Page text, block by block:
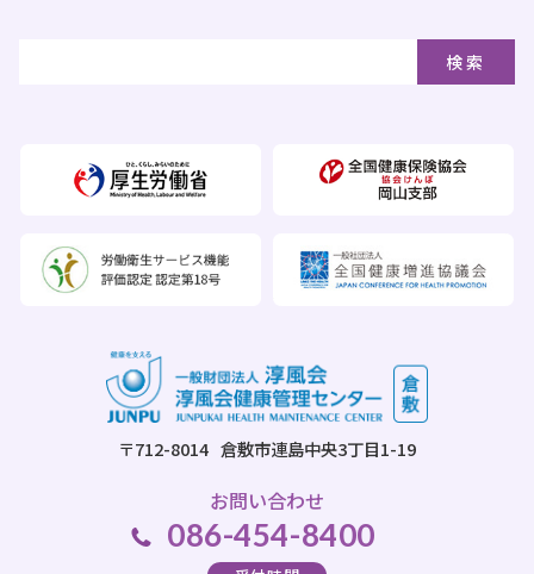
〒712-8014 倉敷市連島中央3丁目1-19
お問い合わせ
086-454-8400